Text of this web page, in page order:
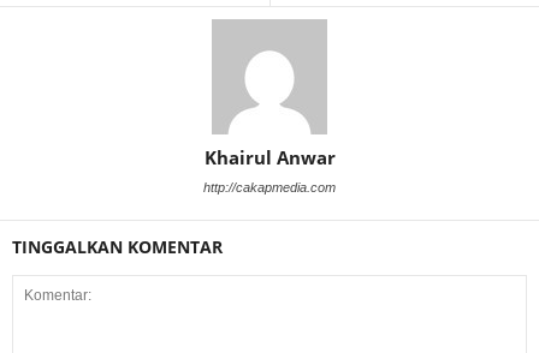
Khairul Anwar
http://cakapmedia.com
TINGGALKAN KOMENTAR